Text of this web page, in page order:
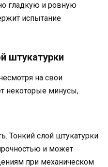
гладкую и ровную
испытание
штукатурки
на свои
некоторые минусы,
Тонкий слой штукатурки
и может
при механическом